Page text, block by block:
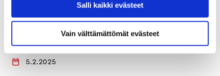
Salli kaikki evästeet
Vain välttämättömät evästeet
Haku pääkirjaston näyttelytilaan on
käynnissä
5.2.2025